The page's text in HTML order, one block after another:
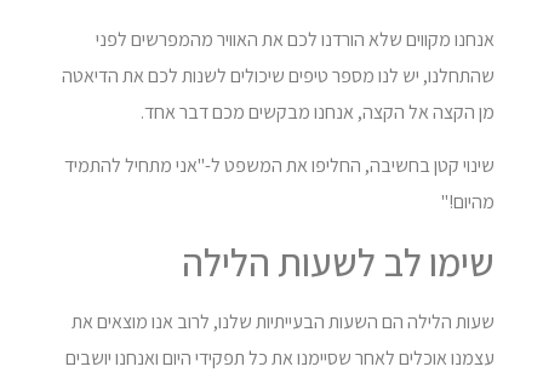
אנחנו מקווים שלא הורדנו לכם את האוויר מהמפרשים לפני
שהתחלנו, יש לנו מספר טיפים שיכולים לשנות לכם את הדיאטה
מן הקצה אל הקצה, אנחנו מבקשים מכם דבר אחד.
שינוי קטן בחשיבה, החליפו את המשפט ל-"אני מתחיל להתמיד
מהיום!"
שימו לב לשעות הלילה
שעות הלילה הם השעות הבעייתיות שלנו, לרוב אנו מוצאים את
עצמנו אוכלים לאחר שסיימנו את כל תפקידי היום ואנחנו יושבים